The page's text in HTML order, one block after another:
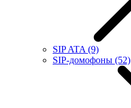
SIP ATA (9)
SIP-домофоны (52)